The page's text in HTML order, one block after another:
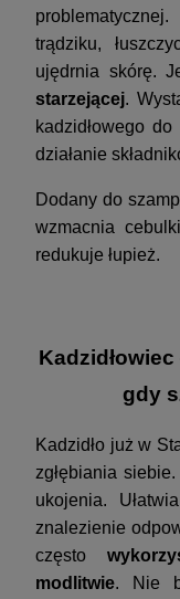
trądziku,
ujędrnia skórę.
starzejącej.
kadzidłowego
działanie
Dodany do
wzmacnia
redukuje łupież.
gdy
Kadzidło już w
zgłębiania
ukojenia.
znalezienie
często
modlitwie. Nie